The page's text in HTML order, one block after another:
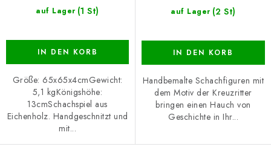
auf Lager (1 St)
IN DEN KORB
Größe: 65x65x4cmGewicht:
5,1 kgKönigshöhe:
13cmSchachspiel aus
Eichenholz. Handgeschnitzt und
mit...
auf Lager (2 St)
IN DEN KORB
Handbemalte Schachfiguren mit
dem Motiv der Kreuzritter
bringen einen Hauch von
Geschichte in Ihr...